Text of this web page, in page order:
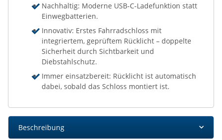
Nachhaltig: Moderne USB-C-Ladefunktion statt
Einwegbatterien.
Innovativ: Erstes Fahrradschloss mit
integriertem, geprüftem Rücklicht – doppelte
Sicherheit durch Sichtbarkeit und
Diebstahlschutz.
Immer einsatzbereit: Rücklicht ist automatisch
dabei, sobald das Schloss montiert ist.
Beschreibung